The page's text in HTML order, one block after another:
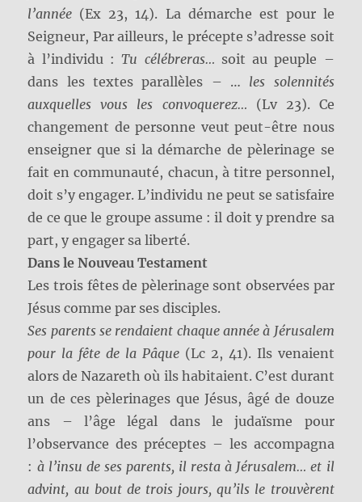
l’année (Ex 23, 14). La démarche est pour le
Seigneur, Par ailleurs, le précepte s’adresse soit
à l’individu :Tu célébreras… soit au peuple –
dans les textes parallèles – … les solennités
auxquelles vous les convoquerez… (Lv 23). Ce
changement de personne veut peut-être nous
enseigner que si la démarche de pèlerinage se
fait en communauté, chacun, à titre personnel,
doit s’y engager. L’individu ne peut se satisfaire
de ce que le groupe assume : il doit y prendre sa
part, y engager sa liberté.
Dans le Nouveau Testament
Les trois fêtes de pèlerinage sont observées par
Jésus comme par ses disciples.
Ses parents se rendaient chaque année à Jérusalem
pour la fête de la Pâque (Lc 2, 41). Ils venaient
alors de Nazareth où ils habitaient. C’est durant
un de ces pèlerinages que Jésus, âgé de douze
ans – l’âge légal dans le judaïsme pour
l’observance des préceptes – les accompagna
: à l’insu de ses parents, il resta à Jérusalem… et il
advint, au bout de trois jours, qu’ils le trouvèrent